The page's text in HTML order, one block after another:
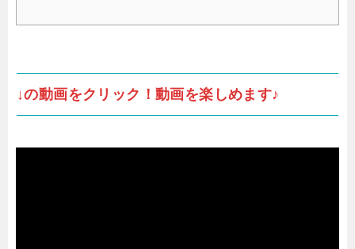
↓の動画をクリック！動画を楽しめます♪